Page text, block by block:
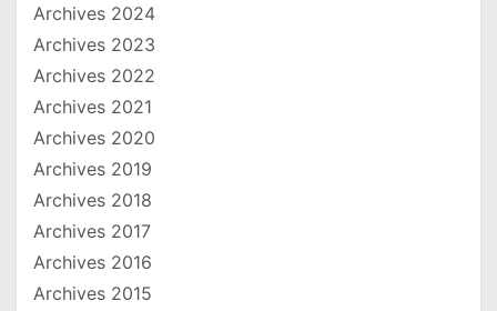
Archives 2024
Archives 2023
Archives 2022
Archives 2021
Archives 2020
Archives 2019
Archives 2018
Archives 2017
Archives 2016
Archives 2015